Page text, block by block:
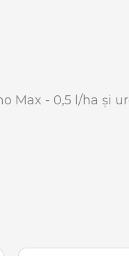
Max - 0,5 l/ha și